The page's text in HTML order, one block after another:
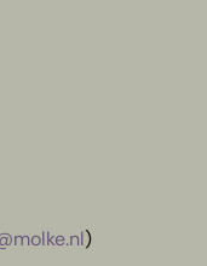
)